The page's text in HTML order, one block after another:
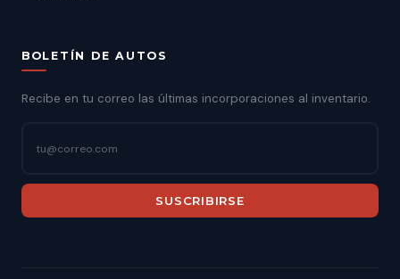
BOLETÍN DE AUTOS
Recibe en tu correo las últimas incorporaciones al inventario.
SUSCRIBIRSE